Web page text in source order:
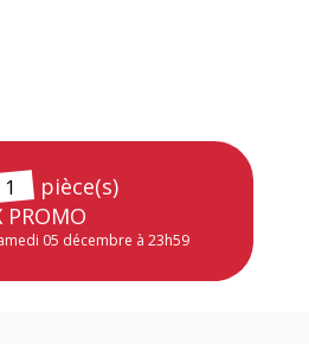
1
pièce(s)
PROMO
05 décembre à 23h59